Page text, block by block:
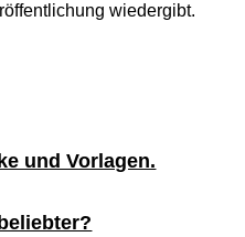
wiedergibt.
und Vorlagen.